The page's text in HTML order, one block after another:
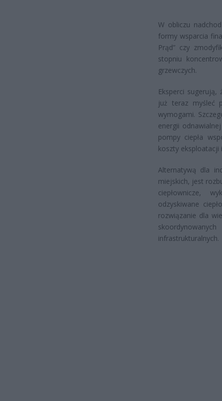
W obliczu
formy wsparcia
Prąd” czy
stopniu
grzewczych.
Eksperci
już teraz myśleć
wymogami.
energii
pompy ciepła
koszty
Alternatywą dla
miejskich, jest
ciepłownicze,
odzyskiwane
rozwiązanie dla
infrastrukturalnych.